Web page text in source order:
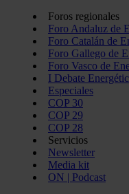
Foros regionales
Foro Andaluz de
Foro Catalán de
Foro Gallego de
Foro Vasco de
I Debate
Especiales
COP 30
COP 29
COP 28
Servicios
Newsletter
Media kit
ON | Podcast